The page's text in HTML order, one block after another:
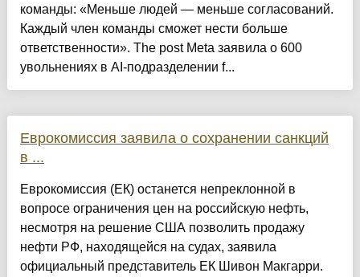
команды: «Меньше людей — меньше согласований.
Каждый член команды сможет нести больше
ответственности». The post Meta заявила о 600
увольнениях в AI-подразделении f...
Еврокомиссия заявила о сохранении санкций
в ...
Еврокомиссия (ЕК) останется непреклонной в
вопросе ограничения цен на российскую нефть,
несмотря на решение США позволить продажу
нефти РФ, находящейся на судах, заявила
официальный представитель ЕК Шивон Макгарри.